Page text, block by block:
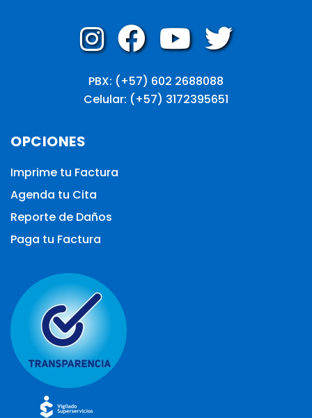
PBX: (+57) 602 2688088
Celular: (+57) 3172395651
OPCIONES
Imprime tu Factura
Agenda tu Cita
Reporte de Daños
Paga tu Factura